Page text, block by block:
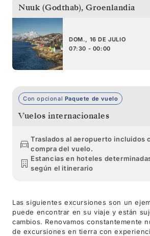
Nuuk (Godthab), Groenlandia
DOM., 16 DE JULIO
07:30 - 00:00
Con opcional Paquete de vuelo
Vuelos internacionales
Traslados al aeropuerto incluidos
compra del vuelo.
Estancias en hoteles
según el itinerario
Las siguientes excursiones son un
puede encontrar en su viaje y están
cambios. Renovamos constantemente
de excursiones en tierra con